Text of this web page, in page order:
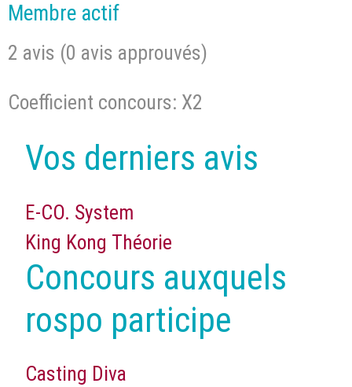
Membre actif
2 avis (0 avis approuvés)
Coefficient concours: X2
Vos derniers avis
E-CO. System
King Kong Théorie
Concours auxquels
rospo participe
Casting Diva